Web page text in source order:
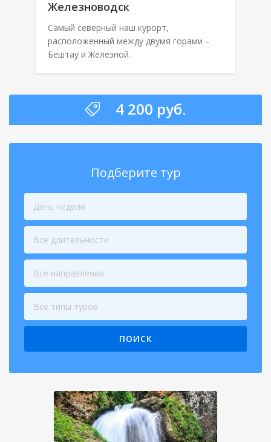
Железноводск
Самый северный наш курорт,
расположенный между двумя горами –
Бештау и Железной.
4 200 руб.
Подберите тур
День недели
Все длительности
Все направления
Все типы туров
ПОИСК